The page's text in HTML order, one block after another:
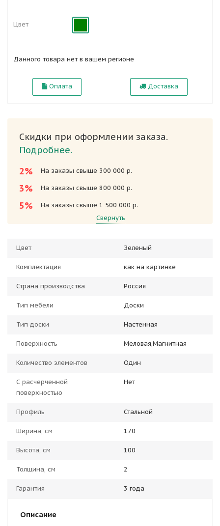
Цвет
Данного товара нет в вашем регионе
Оплата Доставка
Скидки при оформлении заказа.
Подробнее.
2%
На заказы свыше 300 000 р.
3% На заказы свыше 800 000 р.
5%
На заказы свыше 1 500 000 р.
Свернуть
Цвет Зеленый
Комплектация как на картинке
Страна производства Россия
Тип мебели Доски
Тип доски Настенная
Поверхность Меловая,Магнитная
Количество элементов Один
С расчерченной
поверхностью
Нет
Профиль Стальной
Ширина, см 170
Высота, см 100
Толщина, см 2
Гарантия 3 года
Описание